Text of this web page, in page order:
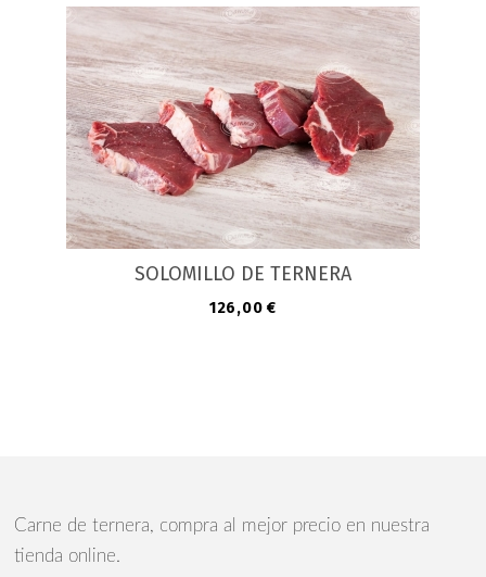
SOLOMILLO DE TERNERA
Precio
126,00 €
Carne de ternera, compra al mejor precio en nuestra
tienda online.